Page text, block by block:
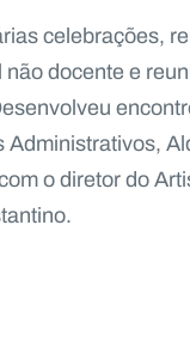
celebrações,
docente e
o diretor do